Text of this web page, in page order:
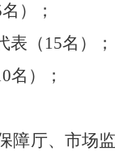
名 ）；
表（ 15名 ）
；
名 ）
；
障厅、市场